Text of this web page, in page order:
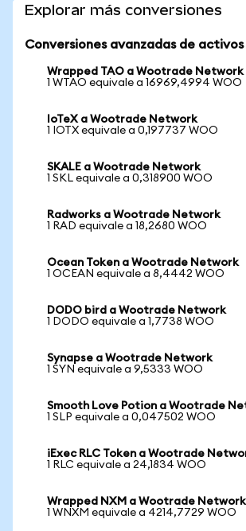
Explorar más conversiones
Conversiones avanzadas de activos
Wrapped TAO a Wootrade Network
1 WTAO equivale a 16969,4994 WOO
IoTeX a Wootrade Network
1 IOTX equivale a 0,197737 WOO
SKALE a Wootrade Network
1 SKL equivale a 0,318900 WOO
Radworks a Wootrade Network
1 RAD equivale a 18,2680 WOO
Ocean Token a Wootrade Network
1 OCEAN equivale a 8,4442 WOO
DODO bird a Wootrade Network
1 DODO equivale a 1,7738 WOO
Synapse a Wootrade Network
1 SYN equivale a 9,5333 WOO
Smooth Love Potion a Wootrade
1 SLP equivale a 0,047502 WOO
iExec RLC Token a Wootrade
1 RLC equivale a 24,1834 WOO
Wrapped NXM a Wootrade Network
1 WNXM equivale a 4214,7729 WOO